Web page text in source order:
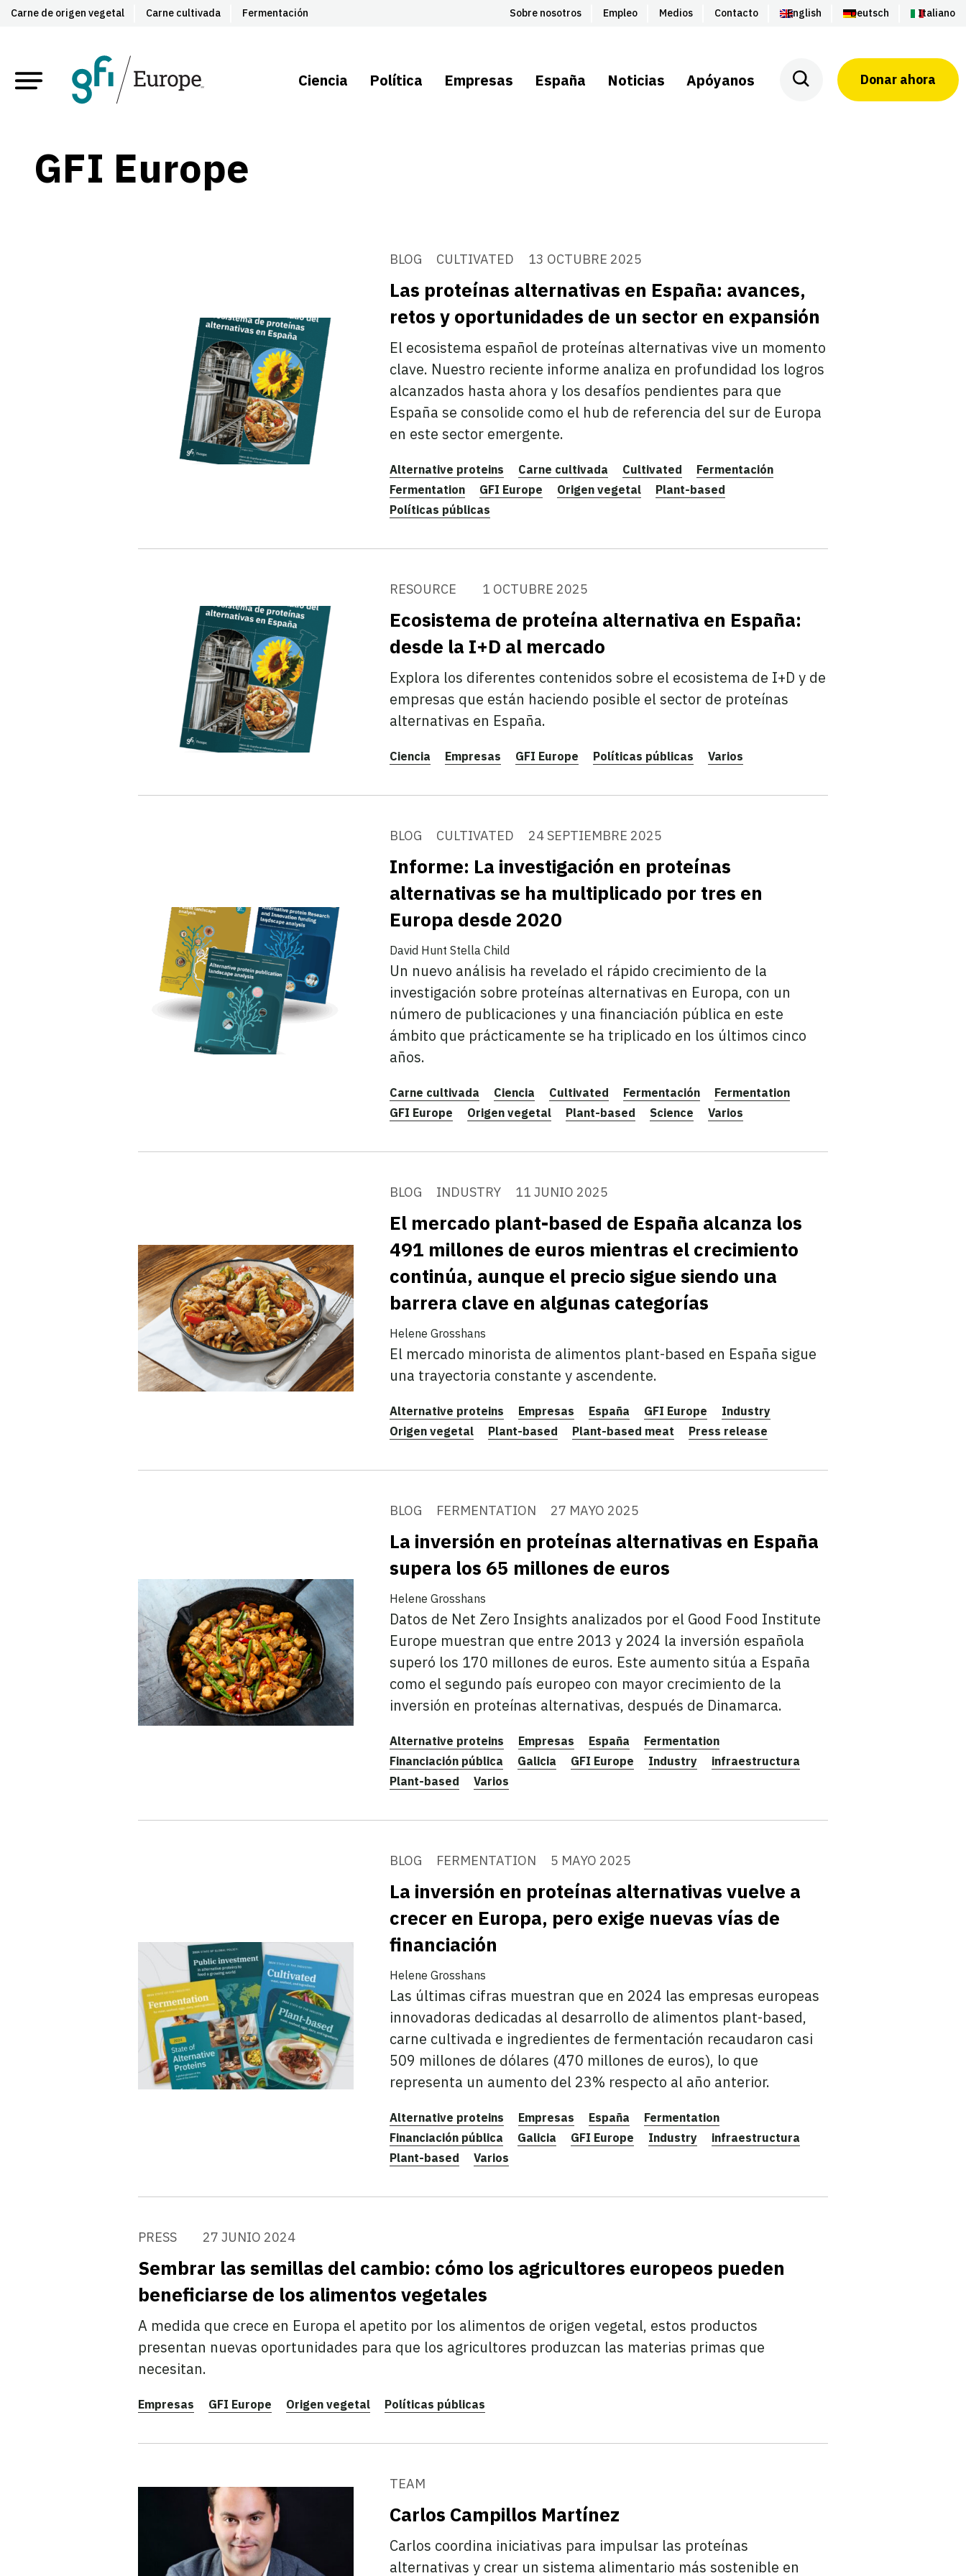
Carne de origen vegetal Carne cultivada Fermentación Sobre nosotros Empleo Medios Contacto English Deutsch Italiano
Ciencia Política Empresas España Noticias Apóyanos Donar ahora
GFI Europe
BLOG CULTIVATED 13 OCTUBRE 2025
Las proteínas alternativas en España: avances,
retos y oportunidades de un sector en expansión
El ecosistema español de proteínas alternativas vive un momento
clave. Nuestro reciente informe analiza en profundidad los logros
alcanzados hasta ahora y los desafíos pendientes para que
España se consolide como el hub de referencia del sur de Europa
en este sector emergente.
Alternative proteins Carne cultivada Cultivated
Fermentación
Fermentation
GFI Europe Origen vegetal
Plant-based
Políticas públicas
RESOURCE 1 OCTUBRE 2025
Ecosistema de proteína alternativa en España:
desde la I+D al mercado
Explora los diferentes contenidos sobre el ecosistema de I+D y de
empresas que están haciendo posible el sector de proteínas
alternativas en España.
Ciencia Empresas GFI Europe Políticas públicas Varios
BLOG CULTIVATED 24 SEPTIEMBRE 2025
Informe: La investigación en proteínas
alternativas se ha multiplicado por tres en
Europa desde 2020
David Hunt Stella Child
Un nuevo análisis ha revelado el rápido crecimiento de la
investigación sobre proteínas alternativas en Europa, con un
número de publicaciones y una financiación pública en este
ámbito que prácticamente se ha triplicado en los últimos cinco
años.
Carne cultivada Ciencia Cultivated Fermentación
Fermentation
GFI Europe
Origen vegetal Plant-based Science Varios
BLOG INDUSTRY 11 JUNIO 2025
El mercado plant-based de España alcanza los
491 millones de euros mientras el crecimiento
continúa, aunque el precio sigue siendo una
barrera clave en algunas categorías
Helene Grosshans
El mercado minorista de alimentos plant-based en España sigue
una trayectoria constante y ascendente.
Alternative proteins Empresas España GFI Europe
Industry
Origen vegetal
Plant-based Plant-based meat Press release
BLOG FERMENTATION 27 MAYO 2025
La inversión en proteínas alternativas en España
supera los 65 millones de euros
Helene Grosshans
Datos de Net Zero Insights analizados por el Good Food Institute
Europe muestran que entre 2013 y 2024 la inversión española
superó los 170 millones de euros. Este aumento sitúa a España
como el segundo país europeo con mayor crecimiento de la
inversión en proteínas alternativas, después de Dinamarca.
Alternative proteins Empresas España
Fermentation
Financiación pública
Galicia GFI Europe Industry
infraestructura
Plant-based
Varios
BLOG FERMENTATION 5 MAYO 2025
La inversión en proteínas alternativas vuelve a
crecer en Europa, pero exige nuevas vías de
financiación
Helene Grosshans
Las últimas cifras muestran que en 2024 las empresas europeas
innovadoras dedicadas al desarrollo de alimentos plant-based,
carne cultivada e ingredientes de fermentación recaudaron casi
509 millones de dólares (470 millones de euros), lo que
representa un aumento del 23% respecto al año anterior.
Alternative proteins Empresas España
Fermentation
Financiación pública
Galicia GFI Europe Industry
infraestructura
Plant-based
Varios
PRESS 27 JUNIO 2024
Sembrar las semillas del cambio: cómo los agricultores europeos pueden
beneficiarse de los alimentos vegetales
A medida que crece en Europa el apetito por los alimentos de origen vegetal, estos productos
presentan nuevas oportunidades para que los agricultores produzcan las materias primas que
necesitan.
Empresas GFI Europe Origen vegetal Políticas públicas
TEAM
Carlos Campillos Martínez
Carlos coordina iniciativas para impulsar las proteínas
alternativas y crear un sistema alimentario más sostenible en